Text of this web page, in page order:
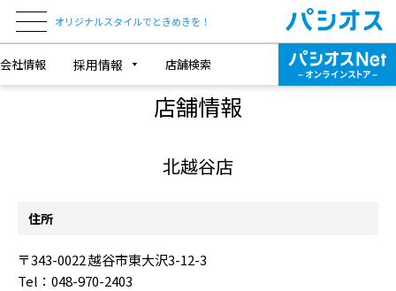
オリジナルスタイルでときめきを！
会社情報 採用情報 店舗検索
SHOP INFORMATION
店舗情報
北越谷店
住所
〒343-0022 越谷市東大沢3-12-3
Tel：048-970-2403